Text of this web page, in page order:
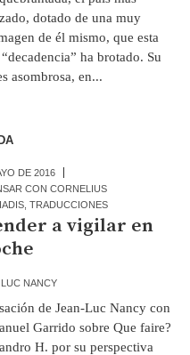
dotado de una muy
de él mismo, que esta
ha brotado. Su
asombrosa, en...
DE 2016
CON CORNELIUS
,TRADUCCIONES
a vigilar en
NANCY
de Jean-Luc Nancy con
Garrido sobre Que faire?
H. por su perspectiva